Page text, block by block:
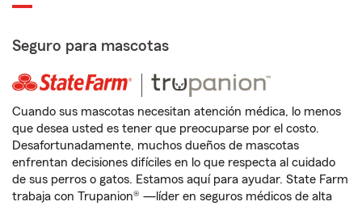
Seguro para mascotas
Cuando sus mascotas necesitan atención médica, lo menos
que desea usted es tener que preocuparse por el costo.
Desafortunadamente, muchos dueños de mascotas
enfrentan decisiones difíciles en lo que respecta al cuidado
de sus perros o gatos. Estamos aquí para ayudar. State Farm
trabaja con Trupanion® —líder en seguros médicos de alta